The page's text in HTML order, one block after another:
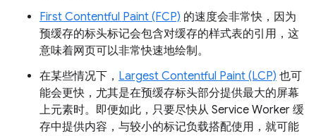
First Contentful Paint (FCP) 的速度会非常快，因为
预缓存的标头标记会包含对缓存的样式表的引用，这
意味着网页可以非常快速地绘制。
在某些情况下， Largest Contentful Paint (LCP) 也可
能会更快，尤其是在预缓存标头部分提供最大的屏幕
上元素时。即便如此，只要尽快从 Service Worker 缓
存中提供内容，与较小的标记负载搭配使用，就可能